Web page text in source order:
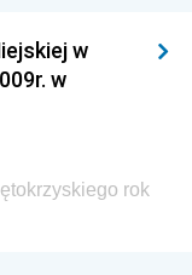
i
Morskiej i
w
w
rok